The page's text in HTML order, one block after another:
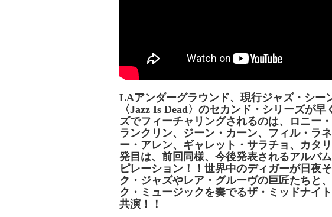
LAアンダーグラウンド、現行ジャズ・シー
〈Jazz Is Dead〉のセカンド・シリーズが
ズでフィーチャリングされるのは、ロニー
ランクリン、ジーン・カーン、フィル・ラ
ー・アレン、ギャレット・サラチョ、カタ
発目は、前回同様、今後発表されるアルバ
ピレーション！！世界中のディガーが日夜
ク・ジャズやレア・グルーヴの巨匠たちと
ク・ミュージックを奏でるザ・ミッドナイ
共演！！